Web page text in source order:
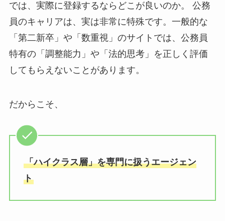
では、実際に登録するならどこが良いのか。 公務
員のキャリアは、実は非常に特殊です。一般的な
「第二新卒」や「数重視」のサイトでは、公務員
特有の「調整能力」や「法的思考」を正しく評価
してもらえないことがあります。
だからこそ、
「ハイクラス層」を専門に扱うエージェン
ト